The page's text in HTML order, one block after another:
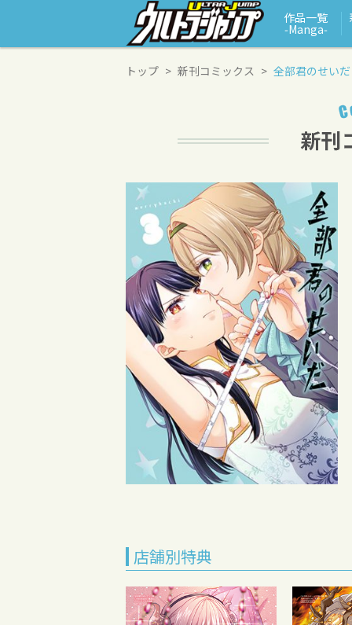
作品一覧
‑Manga‑
トップ 新刊コミックス 全部君のせい
店舗別特典